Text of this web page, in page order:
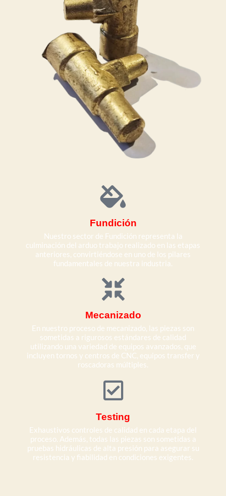
Fundición
Nuestro sector de Fundición representa la
culminación del arduo trabajo realizado en las etapas
anteriores, convirtiéndose en uno de los pilares
fundamentales de nuestra industria.
Mecanizado
En nuestro proceso de mecanizado, las piezas son
sometidas a rigurosos estándares de calidad
utilizando una variedad de equipos avanzados, que
incluyen tornos y centros de CNC, equipos transfer y
roscadoras múltiples.
Testing
Exhaustivos controles de calidad en cada etapa del
proceso. Además, todas las piezas son sometidas a
pruebas hidráulicas de alta presión para asegurar su
resistencia y fiabilidad en condiciones exigentes.